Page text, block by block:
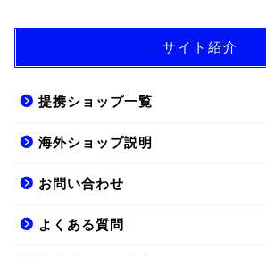
サイト紹介
提携ショップ一覧
海外ショップ説明
お問い合わせ
よくある質問